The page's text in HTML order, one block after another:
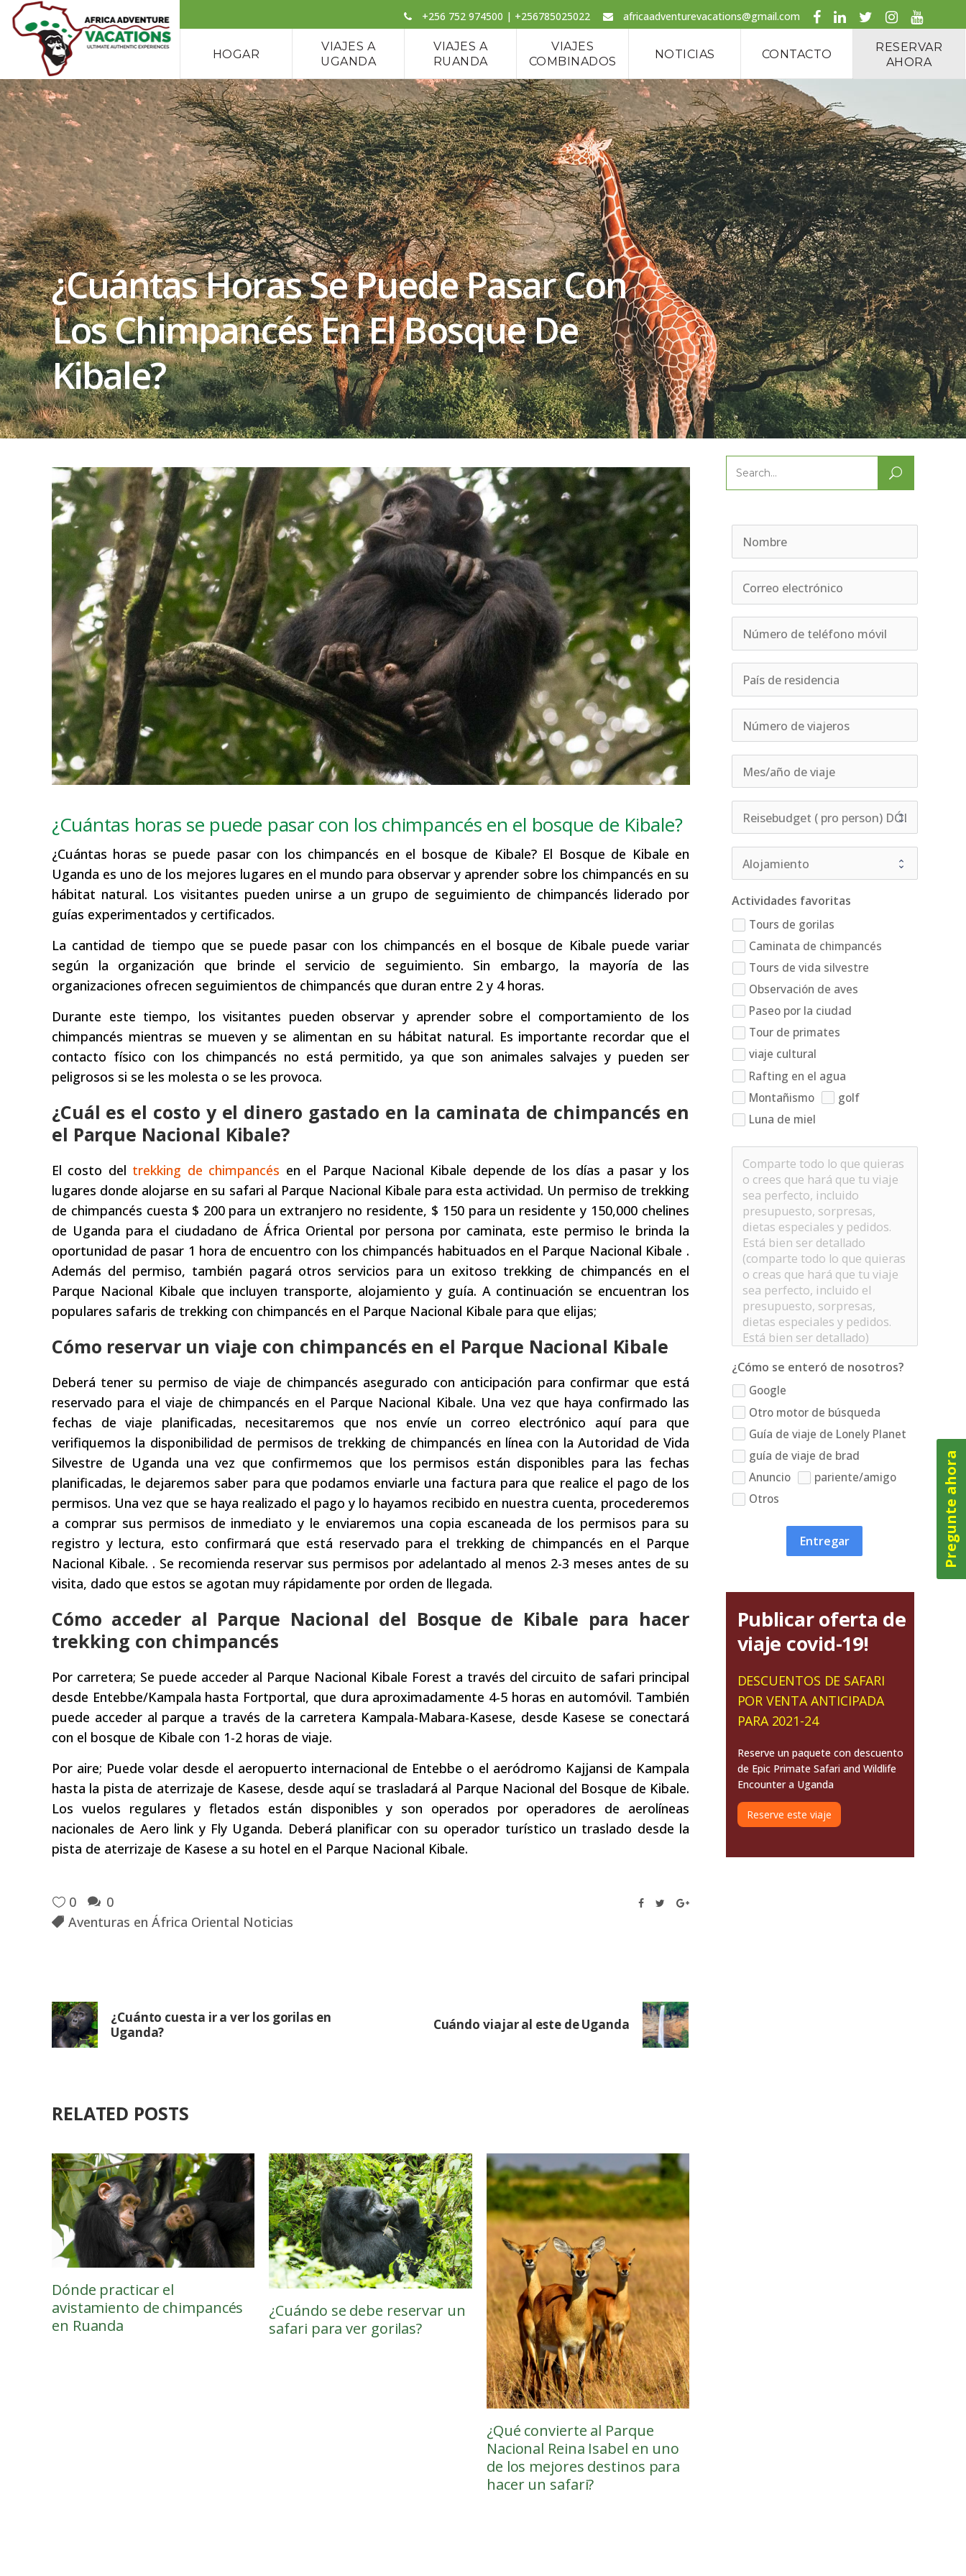
+256 752 974500 | +256785025022 africaadventurevacations@gmail.com
HOGAR
VIAJES A
UGANDA
VIAJES A
RUANDA
VIAJES
COMBINADOS
NOTICIAS CONTACTO
RESERVAR
AHORA
¿Cuántas Horas Se Puede Pasar Con
Los Chimpancés En El Bosque De
Kibale?
¿Cuántas horas se puede pasar con los chimpancés en el bosque de Kibale?
¿Cuántas horas se puede pasar con los chimpancés en el bosque de Kibale? El Bosque de Kibale en
Uganda es uno de los mejores lugares en el mundo para observar y aprender sobre los chimpancés en su
hábitat natural. Los visitantes pueden unirse a un grupo de seguimiento de chimpancés liderado por
guías experimentados y certificados.
La cantidad de tiempo que se puede pasar con los chimpancés en el bosque de Kibale puede variar
según la organización que brinde el servicio de seguimiento. Sin embargo, la mayoría de las
organizaciones ofrecen seguimientos de chimpancés que duran entre 2 y 4 horas.
Durante este tiempo, los visitantes pueden observar y aprender sobre el comportamiento de los
chimpancés mientras se mueven y se alimentan en su hábitat natural. Es importante recordar que el
contacto físico con los chimpancés no está permitido, ya que son animales salvajes y pueden ser
peligrosos si se les molesta o se les provoca.
¿Cuál es el costo y el dinero gastado en la caminata de chimpancés en
el Parque Nacional Kibale?
El costo del trekking de chimpancés en el Parque Nacional Kibale depende de los días a pasar y los
lugares donde alojarse en su safari al Parque Nacional Kibale para esta actividad. Un permiso de trekking
de chimpancés cuesta $ 200 para un extranjero no residente, $ 150 para un residente y 150,000 chelines
de Uganda para el ciudadano de África Oriental por persona por caminata, este permiso le brinda la
oportunidad de pasar 1 hora de encuentro con los chimpancés habituados en el Parque Nacional Kibale .
Además del permiso, también pagará otros servicios para un exitoso trekking de chimpancés en el
Parque Nacional Kibale que incluyen transporte, alojamiento y guía. A continuación se encuentran los
populares safaris de trekking con chimpancés en el Parque Nacional Kibale para que elijas;
Cómo reservar un viaje con chimpancés en el Parque Nacional Kibale
Deberá tener su permiso de viaje de chimpancés asegurado con anticipación para confirmar que está
reservado para el viaje de chimpancés en el Parque Nacional Kibale. Una vez que haya confirmado las
fechas de viaje planificadas, necesitaremos que nos envíe un correo electrónico aquí para que
verifiquemos la disponibilidad de permisos de trekking de chimpancés en línea con la Autoridad de Vida
Silvestre de Uganda una vez que confirmemos que los permisos están disponibles para las fechas
planificadas, le dejaremos saber para que podamos enviarle una factura para que realice el pago de los
permisos. Una vez que se haya realizado el pago y lo hayamos recibido en nuestra cuenta, procederemos
a comprar sus permisos de inmediato y le enviaremos una copia escaneada de los permisos para su
registro y lectura, esto confirmará que está reservado para el trekking de chimpancés en el Parque
Nacional Kibale. . Se recomienda reservar sus permisos por adelantado al menos 2-3 meses antes de su
visita, dado que estos se agotan muy rápidamente por orden de llegada.
Cómo acceder al Parque Nacional del Bosque de Kibale para hacer
trekking con chimpancés
Por carretera; Se puede acceder al Parque Nacional Kibale Forest a través del circuito de safari principal
desde Entebbe/Kampala hasta Fortportal, que dura aproximadamente 4-5 horas en automóvil. También
puede acceder al parque a través de la carretera Kampala-Mabara-Kasese, desde Kasese se conectará
con el bosque de Kibale con 1-2 horas de viaje.
Por aire; Puede volar desde el aeropuerto internacional de Entebbe o el aeródromo Kajjansi de Kampala
hasta la pista de aterrizaje de Kasese, desde aquí se trasladará al Parque Nacional del Bosque de Kibale.
Los vuelos regulares y fletados están disponibles y son operados por operadores de aerolíneas
nacionales de Aero link y Fly Uganda. Deberá planificar con su operador turístico un traslado desde la
pista de aterrizaje de Kasese a su hotel en el Parque Nacional Kibale.
0
0
Aventuras en África Oriental Noticias
¿Cuánto cuesta ir a ver los gorilas en
Uganda?
Cuándo viajar al este de Uganda
RELATED POSTS
Dónde practicar el
avistamiento de chimpancés
en Ruanda
¿Cuándo se debe reservar un
safari para ver gorilas?
¿Qué convierte al Parque
Nacional Reina Isabel en uno
de los mejores destinos para
hacer un safari?
Search
Actividades favoritas
Tours de gorilas
Caminata de chimpancés
Tours de vida silvestre
Observación de aves
Paseo por la ciudad
Tour de primates
viaje cultural
Rafting en el agua
Montañismo
golf
Luna de miel
¿Cómo se enteró de nosotros?
Google
Otro motor de búsqueda
Guía de viaje de Lonely Planet
guía de viaje de brad
Anuncio
pariente/amigo
Otros
Entregar
Publicar oferta de
viaje covid-19!
DESCUENTOS DE SAFARI
POR VENTA ANTICIPADA
PARA 2021-24
Reserve un paquete con descuento
de Epic Primate Safari and Wildlife
Encounter a Uganda
Reserve este viaje
Pregunte ahora